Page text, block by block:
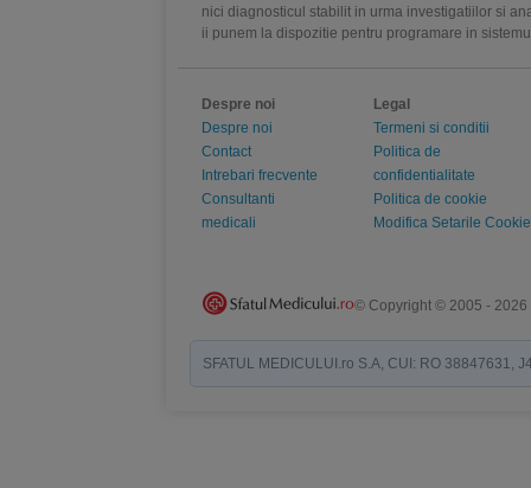
nici diagnosticul stabilit in urma investigatiilor si
ii punem la dispozitie pentru programare in
Despre noi
Despre noi
Contact
Intrebari frecvente
Consultanti
medicali
Legal
Termeni si conditii
Politica de
confidentialitate
Politica de cookie
Modifica Setarile Cookie
© Copyright © 2005 - 2026
SFATUL MEDICULUI.ro S.A, CUI: RO 38847631,